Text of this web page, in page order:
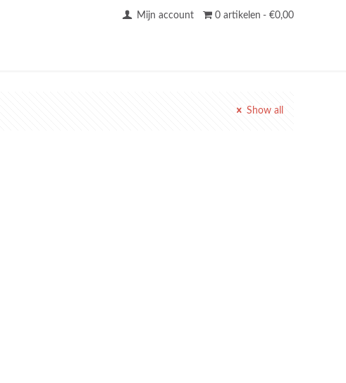
Mijn account 0 artikelen €0,00
Show all